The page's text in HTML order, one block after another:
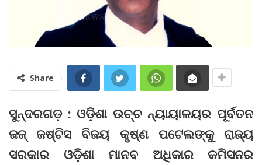
Share
ସୁନ୍ଦରଗଡ଼ : ଓଡ଼ିଶା ଉଚ୍ଚ ନ୍ୟାୟାଳୟର ପୂର୍ବତନ
ଜଜ୍‍ ଜଷ୍ଟିସ ବିଜୟ କୃଷ୍ଣ ପଟେଲଙ୍କୁ ରାଜ୍ୟ
ସରକାର ଓଡ଼ିଶା ମାନବ ଅଧିକାର କମିସନର